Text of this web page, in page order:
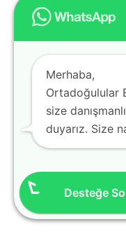
Desteğe
Merhaba,
Ortadoğulular
size
duyarız. Size